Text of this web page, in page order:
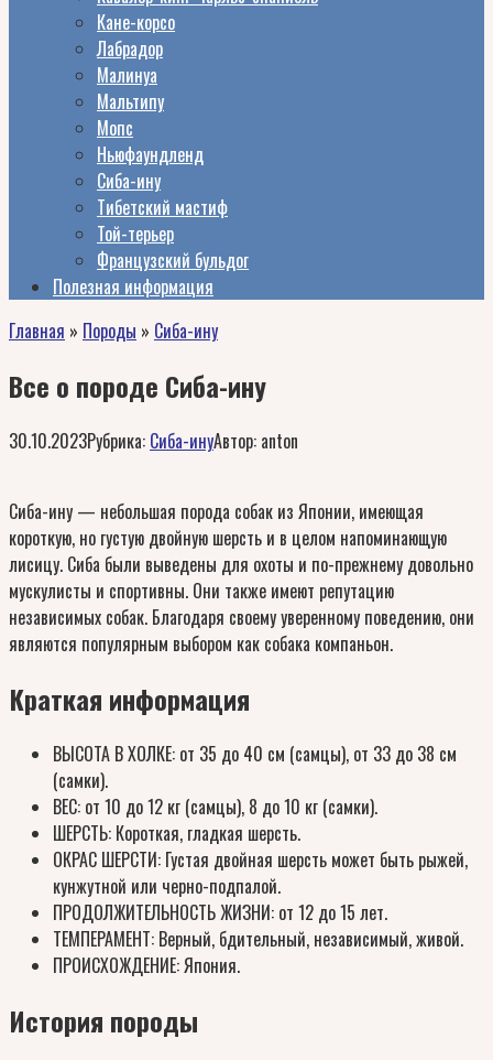
Кане-корсо
Лабрадор
Малинуа
Мальтипу
Мопс
Ньюфаундленд
Сиба-ину
Тибетский мастиф
Той-терьер
Французский бульдог
Полезная информация
Главная » Породы » Сиба-ину
Все о породе Сиба-ину
30.10.2023Рубрика: Сиба-инуАвтор: anton
Сиба-ину — небольшая порода собак из Японии, имеющая
короткую, но густую двойную шерсть и в целом напоминающую
лисицу. Сиба были выведены для охоты и по-прежнему довольно
мускулисты и спортивны. Они также имеют репутацию
независимых собак. Благодаря своему уверенному поведению, они
являются популярным выбором как собака компаньон.
Краткая информация
ВЫСОТА В ХОЛКЕ: от 35 до 40 см (самцы), от 33 до 38 см
(самки).
ВЕС: от 10 до 12 кг (самцы), 8 до 10 кг (самки).
ШЕРСТЬ: Короткая, гладкая шерсть.
ОКРАС ШЕРСТИ: Густая двойная шерсть может быть рыжей,
кунжутной или черно-подпалой.
ПРОДОЛЖИТЕЛЬНОСТЬ ЖИЗНИ: от 12 до 15 лет.
ТЕМПЕРАМЕНТ: Верный, бдительный, независимый, живой.
ПРОИСХОЖДЕНИЕ: Япония.
История породы